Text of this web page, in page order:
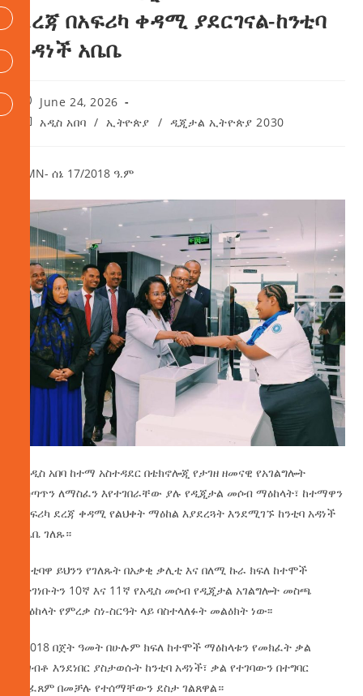
ደረጃ በአፍሪካ ቀዳሚ ያደርገናል-ከንቲባ
አዳነች አቤቤ
June 24, 2026
አዲስ አበባ / ኢትዮጵያ / ዲጂታል ኢትዮጵያ 2030
AMN- ሰኔ 17/2018 ዓ.ም
የአዲስ አበባ ከተማ አስተዳደር በቴክኖሎጂ የታገዘ ዘመናዊ የአገልግሎት
አሰጣጥን ለማስፈን እየተገበራቸው ያሉ የዲጂታል መሶብ ማዕከላት፣ ከተማዋን
በአፍሪካ ደረጃ ቀዳሚ የልህቀት ማዕከል እያደረጓት እንደሚገኙ ከንቲባ አዳነች
አቤቤ ገለጹ።
ከንቲባዋ ይህንን የገለጹት በአቃቂ ቃሊቲ እና በለሚ ኩራ ክፍለ ከተሞች
የተገነቡትን 10ኛ እና 11ኛ የአዲስ መሶብ የዲጂታል አገልግሎት መስጫ
ማዕከላት የምረቃ ስነ-ስርዓት ላይ ባስተላለፉት መልዕክት ነው፡፡
በ2018 በጀት ዓመት በሁሉም ክፍለ ከተሞች ማዕከላቱን የመክፈት ቃል
ተገብቶ እንደነበር ያስታወሱት ከንቲባ አዳነች፣ ቃል የተገባውን በተግባር
መፈጸም በመቻሉ የተሰማቸውን ደስታ ገልጸዋል።